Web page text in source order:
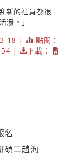
新的社員都很
潑。」
18 |
點閱：
|
下載：
名
碩二趙洵